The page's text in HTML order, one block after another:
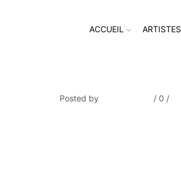
ACCUEIL ARTISTES
Posted by / 0 /